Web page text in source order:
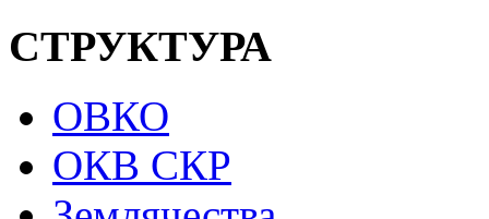
СТРУКТУРА
ОВКО
ОКВ СКР